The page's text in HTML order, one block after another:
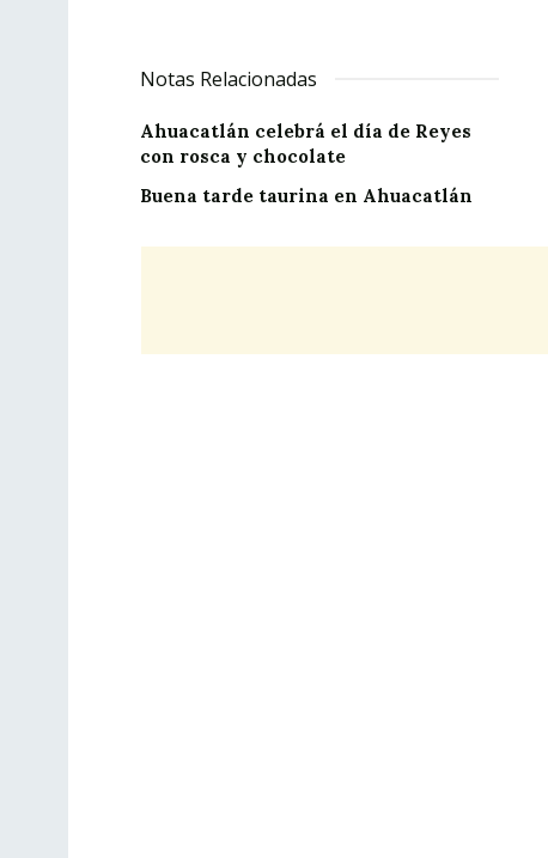
Notas Relacionadas
Ahuacatlán celebrá el día de Reyes
con rosca y chocolate
Buena tarde taurina en Ahuacatlán